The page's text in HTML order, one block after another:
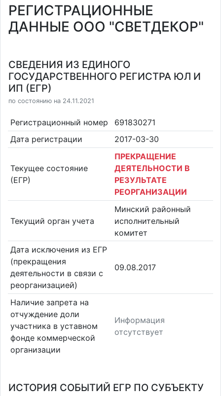
РЕГИСТРАЦИОННЫЕ
ДАННЫЕ ООО "СВЕТДЕКОР"
СВЕДЕНИЯ ИЗ ЕДИНОГО
ГОСУДАРСТВЕННОГО РЕГИСТРА ЮЛ И
ИП (ЕГР)
по состоянию на 24.11.2021
Регистрационный номер
691830271
Дата регистрации
2017-03-30
Текущее состояние
(ЕГР)
ПРЕКРАЩЕНИЕ
ДЕЯТЕЛЬНОСТИ В
РЕЗУЛЬТАТЕ
РЕОРГАНИЗАЦИИ
Текущий орган учета
Минский районный
исполнительный
комитет
Дата исключения из ЕГР
(прекращения
деятельности в связи с
реорганизацией)
09.08.2017
Наличие запрета на
отчуждение доли
участника в уставном
фонде коммерческой
организации
Информация
отсутствует
ИСТОРИЯ СОБЫТИЙ ЕГР ПО СУБЪЕКТУ